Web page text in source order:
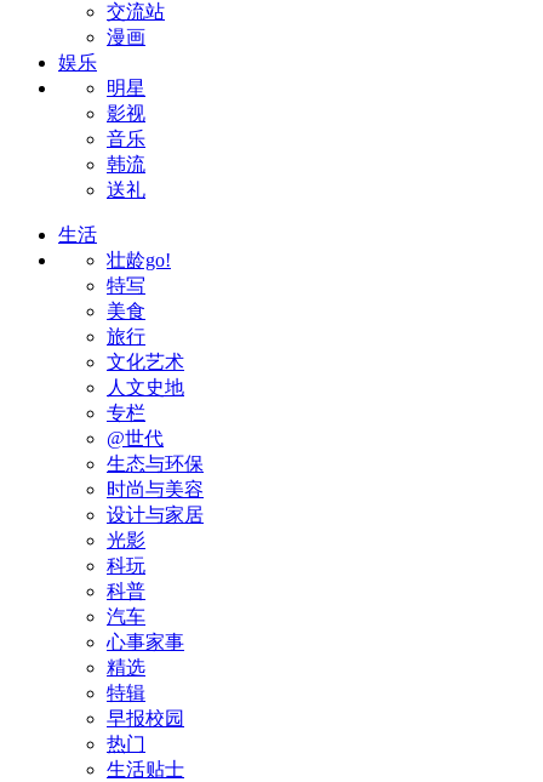
交流站
漫画
娱乐
明星
影视
音乐
韩流
送礼
生活
壮龄go!
特写
美食
旅行
文化艺术
人文史地
专栏
@世代
生态与环保
时尚与美容
设计与家居
光影
科玩
科普
汽车
心事家事
精选
特辑
早报校园
热门
生活贴士